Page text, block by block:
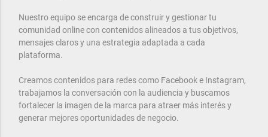
Nuestro equipo se encarga de construir y gestionar tu
comunidad online con contenidos alineados a tus objetivos,
mensajes claros y una estrategia adaptada a cada
plataforma.
Creamos contenidos para redes como Facebook e Instagram,
trabajamos la conversación con la audiencia y buscamos
fortalecer la imagen de la marca para atraer más interés y
generar mejores oportunidades de negocio.